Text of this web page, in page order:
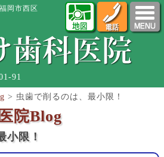
岡市西区
91
> 虫歯で削るのは、最小限！
院Blog
小限！